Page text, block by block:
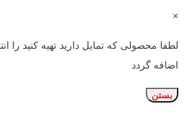
×
لطفا محصولی که تمایل دارید تهیه کنید را
اضافه گردد
بستن